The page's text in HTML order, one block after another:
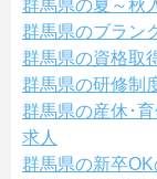
群馬県の夏～秋
群馬県のブラン
群馬県の資格取
群馬県の研修制
群馬県の産休･
求人
群馬県の新卒